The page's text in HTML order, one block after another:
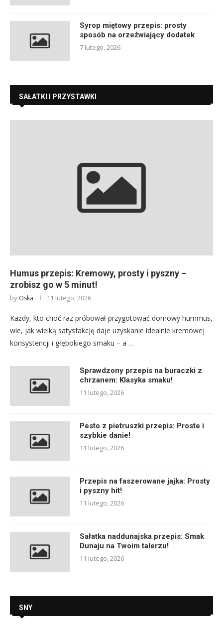
Syrop miętowy przepis: prosty
sposób na orzeźwiający dodatek
7 lutego, 2026
SAŁATKI I PRZYSTAWKI
Humus przepis: Kremowy, prosty i pyszny –
zrobisz go w 5 minut!
by Oska 11 lutego, 2026
Każdy, kto choć raz próbował przygotować domowy hummus,
wie, jak wielką satysfakcję daje uzyskanie idealnie kremowej
konsystencji i głębokiego smaku – a …
Sprawdzony przepis na buraczki z
chrzanem: Klasyka smaku!
11 lutego, 2026
Pesto z pietruszki przepis: Proste i
szybkie danie!
11 lutego, 2026
Przepis na faszerowane jajka: Prosty
i pyszny hit!
11 lutego, 2026
Sałatka naddunajska przepis: Smak
Dunaju na Twoim talerzu!
11 lutego, 2026
SNY